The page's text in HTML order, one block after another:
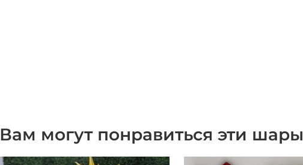
Вам могут понравиться эти шары